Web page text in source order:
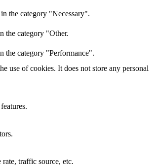
the category "Necessary".
the category "Other.
the category "Performance".
use of cookies. It does not store any personal
traffic source, etc.